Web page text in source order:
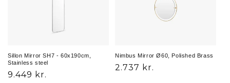
Sillon Mirror SH7 - 60x190cm,
Stainless steel
Normalpris
9.449 kr.
Nimbus Mirror Ø60, Polished Brass
Normalpris
2.737 kr.